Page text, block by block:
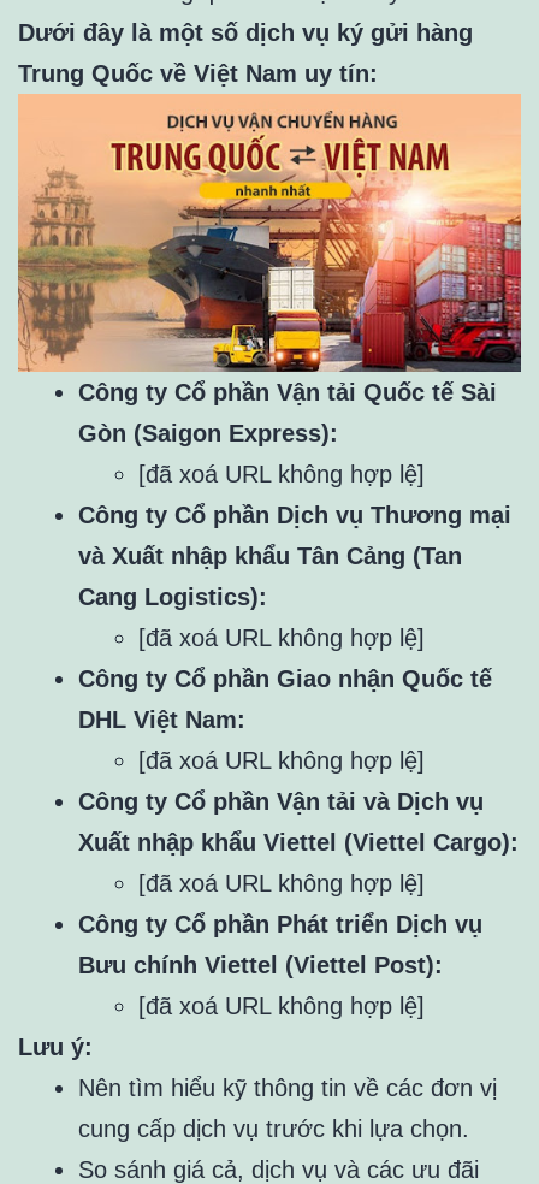
Dưới đây là một số dịch vụ ký gửi hàng
Trung Quốc về Việt Nam uy tín:
Công ty Cổ phần Vận tải Quốc tế Sài
Gòn (Saigon Express):
[đã xoá URL không hợp lệ]
Công ty Cổ phần Dịch vụ Thương mại
và Xuất nhập khẩu Tân Cảng (Tan
Cang Logistics):
[đã xoá URL không hợp lệ]
Công ty Cổ phần Giao nhận Quốc tế
DHL Việt Nam:
[đã xoá URL không hợp lệ]
Công ty Cổ phần Vận tải và Dịch vụ
Xuất nhập khẩu Viettel (Viettel Cargo):
[đã xoá URL không hợp lệ]
Công ty Cổ phần Phát triển Dịch vụ
Bưu chính Viettel (Viettel Post):
[đã xoá URL không hợp lệ]
Lưu ý:
Nên tìm hiểu kỹ thông tin về các đơn vị
cung cấp dịch vụ trước khi lựa chọn.
So sánh giá cả, dịch vụ và các ưu đãi